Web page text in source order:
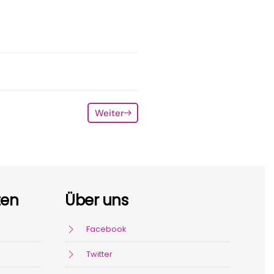
Weiter
Über uns
Facebook
Twitter